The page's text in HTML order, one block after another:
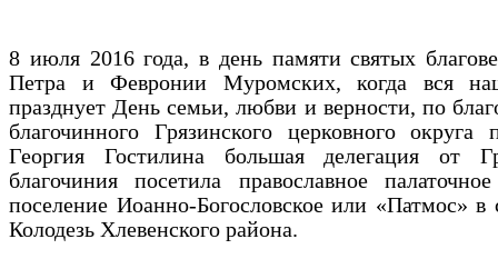
8 июля 2016 года, в день памяти святых
Петра и Февронии Муромских, когда вся
празднует День семьи, любви и верности, по
благочинного Грязинского церковного округа
Георгия Гостилина большая делегация от
благочиния посетила православное
поселение Иоанно-Богословское или «Патмос» в
Колодезь Хлевенского района.